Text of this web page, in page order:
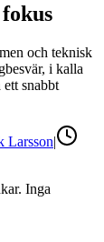
och teknisk
i kalla
snabbt
Larsson|
Inga